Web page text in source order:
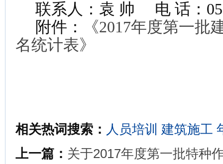
联系人：袁 帅 电 话：
附件：
《2017年度第一
名统计表》
相关热词搜索： 人员培训 建筑施工
上一篇： 关于2017年度第一批特种